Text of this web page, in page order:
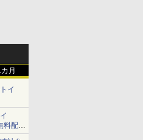
月
イ
料配信